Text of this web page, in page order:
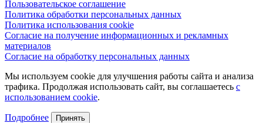
Пользовательское соглашение
Политика обработки персональных данных
Политика использования cookie
Согласие на получение информационных и рекламных
материалов
Согласие на обработку персональных данных
Мы используем cookie для улучшения работы сайта и анализа
трафика. Продолжая использовать сайт, вы соглашаетесь с
использованием cookie.
Подробнее Принять